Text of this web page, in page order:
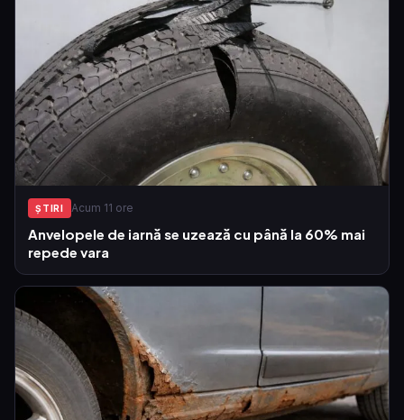
ŞTIRI Acum 11 ore
Anvelopele de iarnă se uzează cu până la 60% mai
repede vara